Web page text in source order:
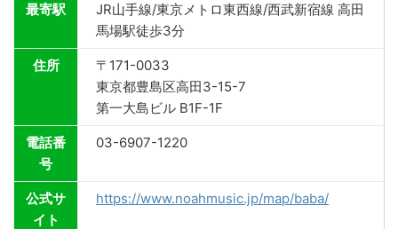
最寄駅
JR山手線/東京メトロ東西線/西武新宿線 高田
馬場駅徒歩3分
住所
〒171-0033
東京都豊島区高田3-15-7
第一大島ビル B1F-1F
電話番
号
03-6907-1220
公式サ
イト
https://www.noahmusic.jp/map/baba/